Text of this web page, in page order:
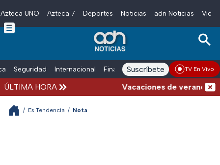
Skip to main content
Azteca UNO Azteca 7 Deportes Noticias adn Noticias
Seguridad Internacional Finanzas adn Noticias Radio
Suscríbete TV En Vivo
ÚLTIMA HORA Vacaciones de verano
/ Es Tendencia / Nota